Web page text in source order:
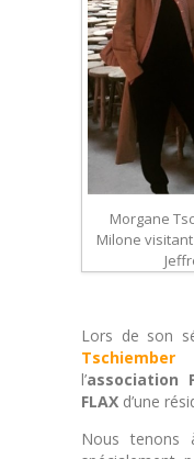
Morgane
Milone
Lors de son
Tschiember
l’association
FLAX d’une
Nous tenons